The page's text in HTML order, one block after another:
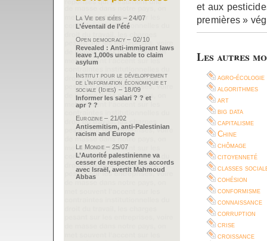
et aux
premières »
Les autres
agro-écologie
algorithmes
art
big data
capitalisme
Chine
chômage
citoyenneté
classes
cohésion
conformisme
connaissance
corruption
crise
croissance
La Vie des idées – 24/07
L’éventail de l’été
Open democracy – 02/10
Revealed : Anti-immigrant laws
leave 1,000s unable to claim
asylum
Institut pour le développement
de l’information économique et
sociale (Idies) – 18/09
Informer les salari ? ? et
apr ? ?
Eurozine – 21/02
Antisemitism, anti-Palestinian
racism and Europe
Le Monde – 25/07
L’Autorité palestinienne va
cesser de respecter les accords
avec Israël, avertit Mahmoud
Abbas